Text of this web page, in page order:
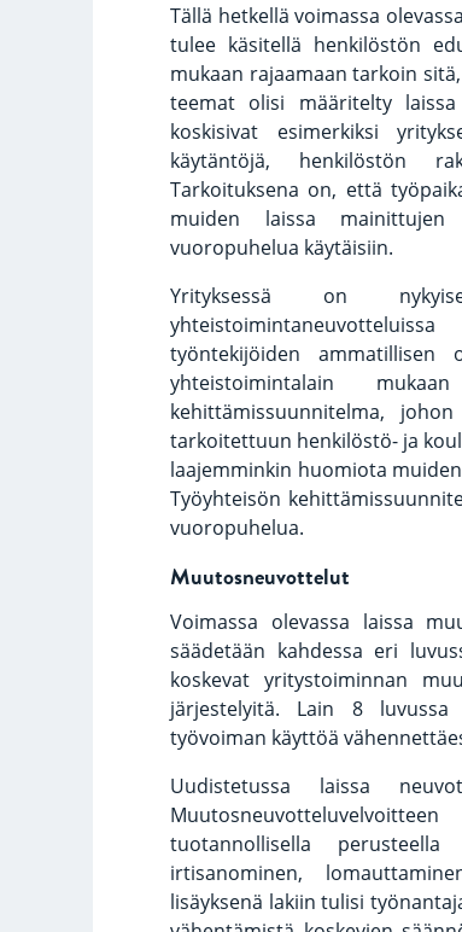
Tällä hetkellä voimassa
tulee käsitellä henkilöstön
mukaan rajaamaan tarkoin
teemat olisi määritelty
koskisivat esimerkiksi
käytäntöjä, henkilöstön
Tarkoituksena on, että
muiden laissa mainittujen
vuoropuhelua käytäisiin.
Yrityksessä on
työntekijöiden ammatillisen
yhteistoimintalain
kehittämissuunnitelma,
tarkoitettuun henkilöstö- ja
laajemminkin huomiota
Työyhteisön
vuoropuhelua.
Muutosneuvottelut
Voimassa olevassa laissa
säädetään kahdessa eri
koskevat yritystoiminnan
järjestelyitä. Lain 8 luvussa
työvoiman käyttöä
Uudistetussa laissa
tuotannollisella
irtisanominen,
lisäyksenä lakiin tulisi